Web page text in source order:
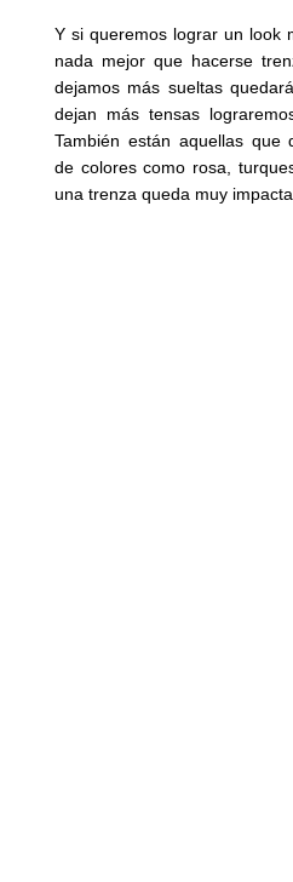
Y si queremos lograr un look
nada mejor que hacerse
dejamos más sueltas
dejan más tensas
También están aquellas que
de colores como rosa,
una trenza queda muy